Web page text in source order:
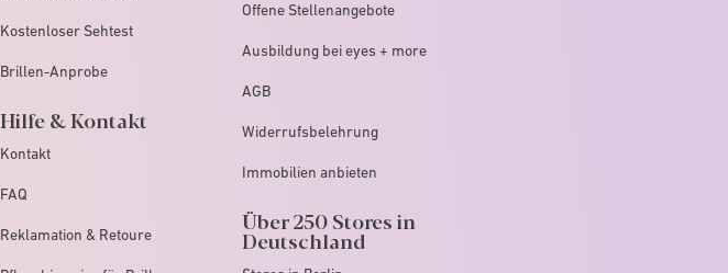
Kostenloser Sehtest
Brillen-Anprobe
Hilfe & Kontakt
Kontakt
FAQ
Reklamation & Retoure
Offene Stellenangebote
Ausbildung bei eyes + more
AGB
Widerrufsbelehrung
Immobilien anbieten
Über 250 Stores in
Deutschland